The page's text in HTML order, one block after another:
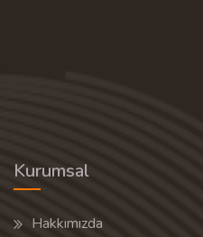
Kurumsal
Hakkımızda